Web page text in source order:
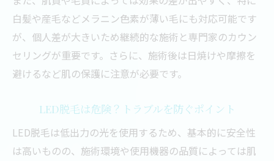
白髪や産毛などメラニン色素が薄い毛にも対応可能です
が、個人差が大きいため継続的な施術と専門家のカウン
セリングが重要です。さらに、施術後は日焼けや摩擦を
避けるなど肌の保護に注意が必要です。
LED脱毛は危険？トラブルを防ぐポイント
LED脱毛は低出力の光を使用するため、基本的に安全性
は高いものの、施術環境や使用機器の品質によっては肌